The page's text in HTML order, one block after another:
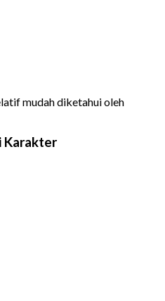
mudah diketahui oleh
Karakter